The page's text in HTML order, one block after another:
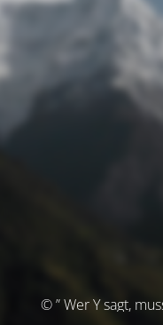
© ” Wer Y sagt,